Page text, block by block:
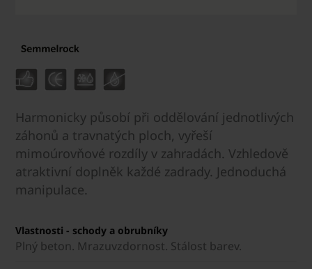
Harmonicky působí při oddělování jednotlivých
záhonů a travnatých ploch, vyřeší
mimoúrovňové rozdíly v zahradách. Vzhledově
atraktivní doplněk každé zadrady. Jednoduchá
manipulace.
Vlastnosti - schody a obrubníky
Plný beton. Mrazuvzdornost. Stálost barev.